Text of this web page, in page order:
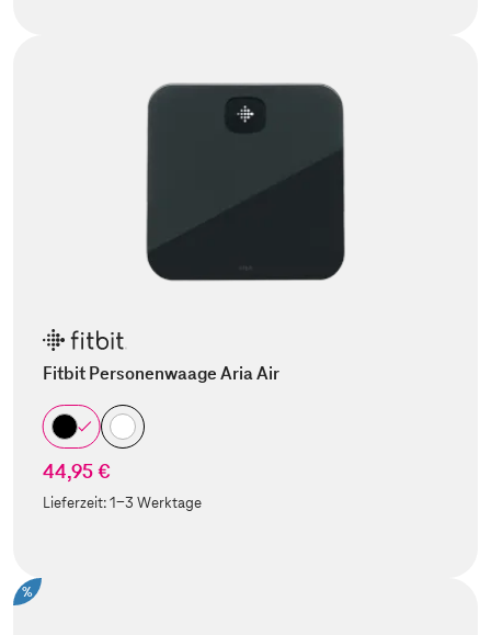
Fitbit Personenwaage Aria Air
44,95 €
Lieferzeit:1-3 Werktage
%